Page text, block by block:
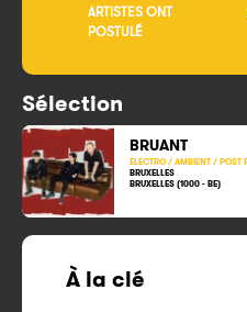
ARTISTES ONT
POSTULÉ
Sélection
BRUANT
ELECTRO / AMBIENT / POST
BRUXELLES
BRUXELLES (1000 - BE)
À la clé